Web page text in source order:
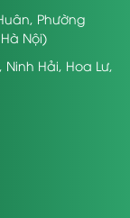
Phường
Nội)
Hải, Hoa Lư,